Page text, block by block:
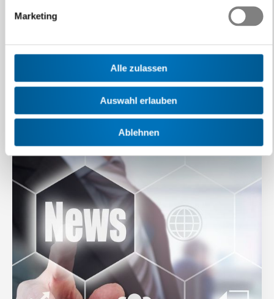
Marketing
Alle zulassen
Auswahl erlauben
Ablehnen
Engagement
Swissmem ist eine Expertenorganisation. Neben der
Beratungstätigkeit setzt sich der Verband intensiv…